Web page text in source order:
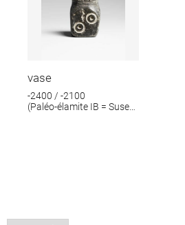
vase
-2400 / -2100
(Paléo-élamite IB = Suse